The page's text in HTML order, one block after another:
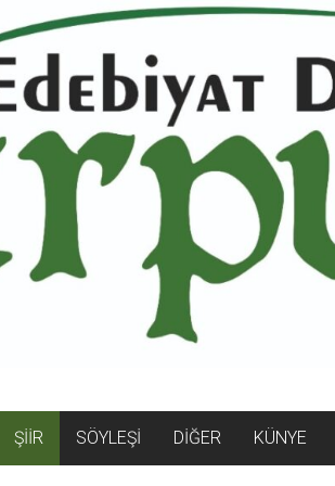
ŞİİR SÖYLEŞİ DİĞER KÜNYE